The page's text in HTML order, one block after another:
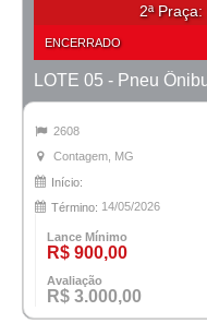
2ª Praça:
ENCERRADO
2608
Contagem, MG
Início:
Término: 14/05/2026
Lance Mínimo
R$ 900,00
Avaliação
R$ 3.000,00